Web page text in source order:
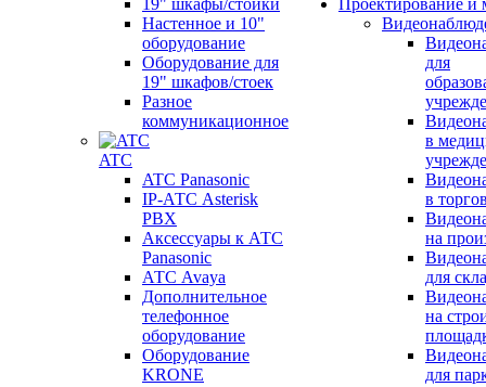
19" шкафы/стойки
Настенное и 10"
оборудование
Оборудование для
19" шкафов/стоек
Разное
коммуникационное
ATC
ATC Panasonic
IP-АТС Asterisk
PBX
Аксессуары к АТС
Panasonic
АТС Avaya
Дополнительное
телефонное
оборудование
Оборудование
KRONE
Проектирование и
для
в
в
на
для
на
для